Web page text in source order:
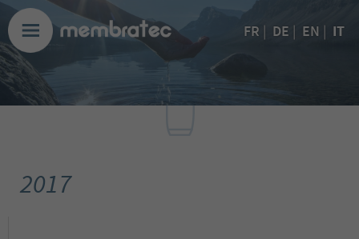
FR DE EN IT
2017